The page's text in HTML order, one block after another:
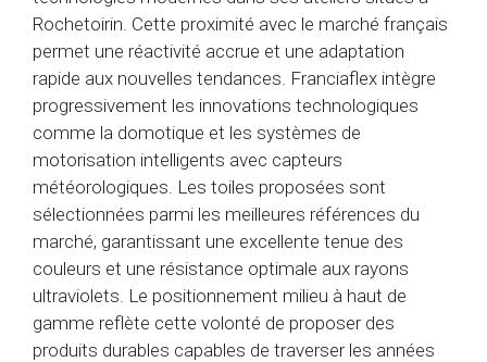
Rochetoirin. Cette proximité avec le marché français
permet une réactivité accrue et une adaptation
rapide aux nouvelles tendances. Franciaflex intègre
progressivement les innovations technologiques
comme la domotique et les systèmes de
motorisation intelligents avec capteurs
météorologiques. Les toiles proposées sont
sélectionnées parmi les meilleures références du
marché, garantissant une excellente tenue des
couleurs et une résistance optimale aux rayons
ultraviolets. Le positionnement milieu à haut de
gamme reflète cette volonté de proposer des
produits durables capables de traverser les années